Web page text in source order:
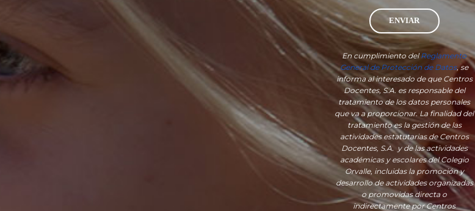
ENVIAR
En cumplimiento delReglamento
General de Protección de Datos, se
informa al interesado de que Centros
Docentes, S.A. es responsable del
tratamiento de los datos personales
que va a proporcionar. La finalidad del
tratamiento es la gestión de las
actividades estatutarias de Centros
Docentes, S.A. y de las actividades
académicas y escolares del Colegio
Orvalle, incluidas la promoción y
desarrollo de actividades organizadas
o promovidas directa o
indirectamente por Centros